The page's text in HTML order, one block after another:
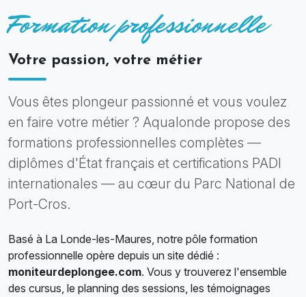
Formation professionnelle
Votre passion, votre métier
Vous êtes plongeur passionné et vous voulez
en faire votre métier ? Aqualonde propose des
formations professionnelles complètes —
diplômes d'État français et certifications PADI
internationales — au cœur du Parc National de
Port-Cros.
Basé à La Londe-les-Maures, notre pôle formation
professionnelle opère depuis un site dédié :
moniteurdeplongee.com. Vous y trouverez l'ensemble
des cursus, le planning des sessions, les témoignages